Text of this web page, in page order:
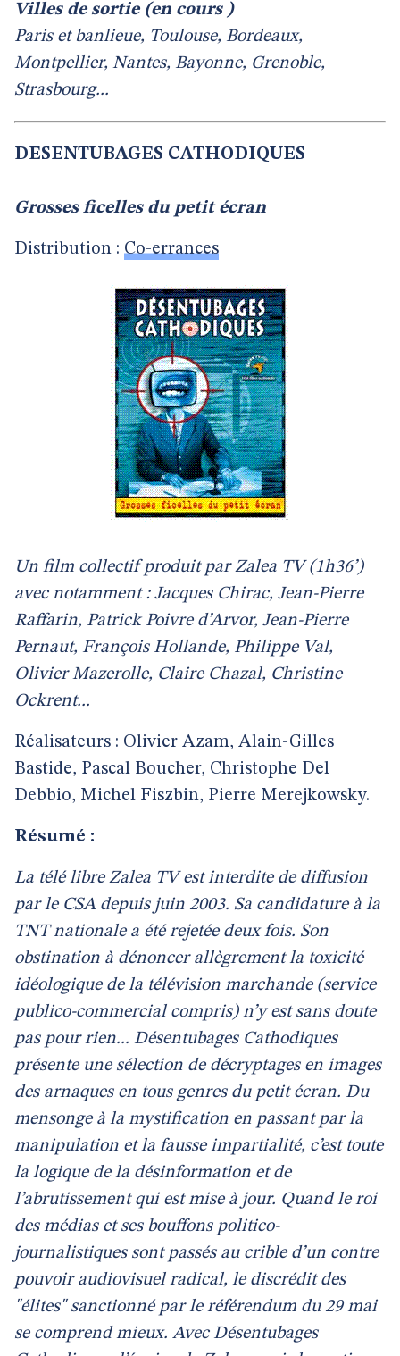
Villes de sortie (en cours )
Paris et banlieue, Toulouse, Bordeaux,
Montpellier, Nantes, Bayonne, Grenoble,
Strasbourg...
DESENTUBAGES CATHODIQUES
Grosses ficelles du petit écran
Distribution : Co-errances
Un film collectif produit par Zalea TV (1h36’)
avec notamment : Jacques Chirac, Jean-Pierre
Raffarin, Patrick Poivre d’Arvor, Jean-Pierre
Pernaut, François Hollande, Philippe Val,
Olivier Mazerolle, Claire Chazal, Christine
Ockrent...
Réalisateurs : Olivier Azam, Alain-Gilles
Bastide, Pascal Boucher, Christophe Del
Debbio, Michel Fiszbin, Pierre Merejkowsky.
Résumé :
La télé libre Zalea TV est interdite de diffusion
par le CSA depuis juin 2003. Sa candidature à la
TNT nationale a été rejetée deux fois. Son
obstination à dénoncer allègrement la toxicité
idéologique de la télévision marchande (service
publico-commercial compris) n’y est sans doute
pas pour rien... Désentubages Cathodiques
présente une sélection de décryptages en images
des arnaques en tous genres du petit écran. Du
mensonge à la mystification en passant par la
manipulation et la fausse impartialité, c’est toute
la logique de la désinformation et de
l’abrutissement qui est mise à jour. Quand le roi
des médias et ses bouffons politico-
journalistiques sont passés au crible d’un contre
pouvoir audiovisuel radical, le discrédit des
"élites" sanctionné par le référendum du 29 mai
se comprend mieux. Avec Désentubages